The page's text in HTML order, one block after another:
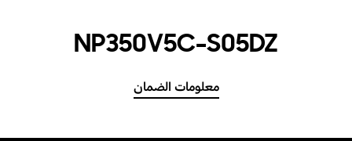
NP350V5C-S05DZ
معلومات الضمان